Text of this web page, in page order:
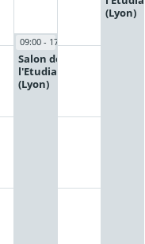
09:00 - 17:00
Salon de
l'Etudiant
(Lyon)
(Lyon)